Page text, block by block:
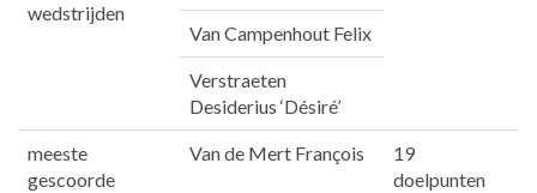
wedstrijden
Van Campenhout Felix
Verstraeten
Desiderius ‘Désiré’
meeste
gescoorde
Van de Mert François
19
doelpunten